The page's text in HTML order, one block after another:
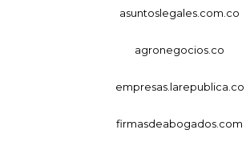
asuntoslegales.com.co
agronegocios.co
empresas.larepublica.co
firmasdeabogados.com